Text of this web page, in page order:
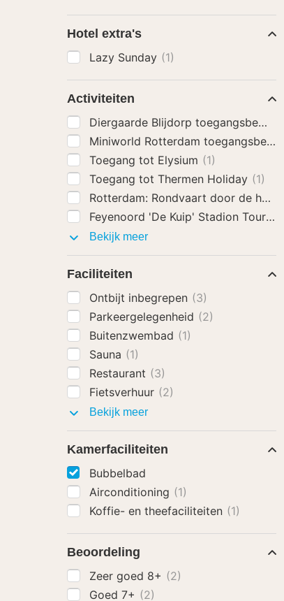
Hotel extra's
Lazy Sunday (1)
Activiteiten
Diergaarde Blijdorp toegangsbewijs
Miniworld Rotterdam toegangsbewijs
Toegang tot Elysium (1)
Toegang tot Thermen Holiday (1)
Rotterdam: Rondvaart door de haven
Feyenoord 'De Kuip' Stadion Tour(1)
Bekijk meerActiviteiten
Faciliteiten
Ontbijt inbegrepen (3)
Parkeergelegenheid (2)
Buitenzwembad (1)
Sauna (1)
Restaurant (3)
Fietsverhuur (2)
Bekijk meerFaciliteiten
Kamerfaciliteiten
Bubbelbad
Airconditioning (1)
Koffie- en theefaciliteiten (1)
Beoordeling
Zeer goed 8+ (2)
Goed 7+ (2)